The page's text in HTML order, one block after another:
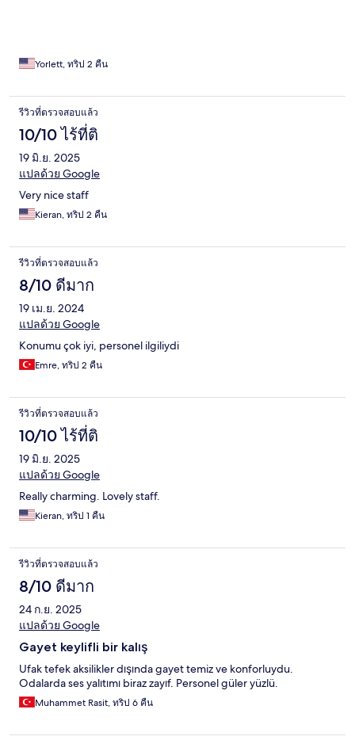
Yorlett, ทริป 2 คืน
รีวิวที่ตรวจสอบแล้ว
10/10 ไร้ที่ติ
19 มิ.ย. 2025
แปลด้วย Google
Very nice staff
Kieran, ทริป 2 คืน
รีวิวที่ตรวจสอบแล้ว
8/10 ดีมาก
19 เม.ย. 2024
แปลด้วย Google
Konumu çok iyi, personel ilgiliydi
Emre, ทริป 2 คืน
รีวิวที่ตรวจสอบแล้ว
10/10 ไร้ที่ติ
19 มิ.ย. 2025
แปลด้วย Google
Really charming. Lovely staff.
Kieran, ทริป 1 คืน
รีวิวที่ตรวจสอบแล้ว
8/10 ดีมาก
24 ก.ย. 2025
แปลด้วย Google
Gayet keylifli bir kalış
Ufak tefek aksilikler dışında gayet temiz ve konforluydu.
Odalarda ses yalıtımı biraz zayıf. Personel güler yüzlü.
Muhammet Rasit, ทริป 6 คืน